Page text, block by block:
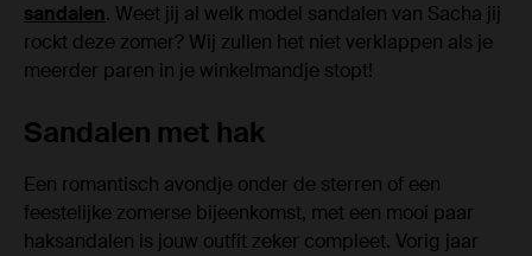
sandalen. Weet jij al welk model sandalen van Sacha jij
rockt deze zomer? Wij zullen het niet verklappen als je
meerder paren in je winkelmandje stopt!
Sandalen met hak
Een romantisch avondje onder de sterren of een
feestelijke zomerse bijeenkomst, met een mooi paar
haksandalen is jouw outfit zeker compleet. Vorig jaar